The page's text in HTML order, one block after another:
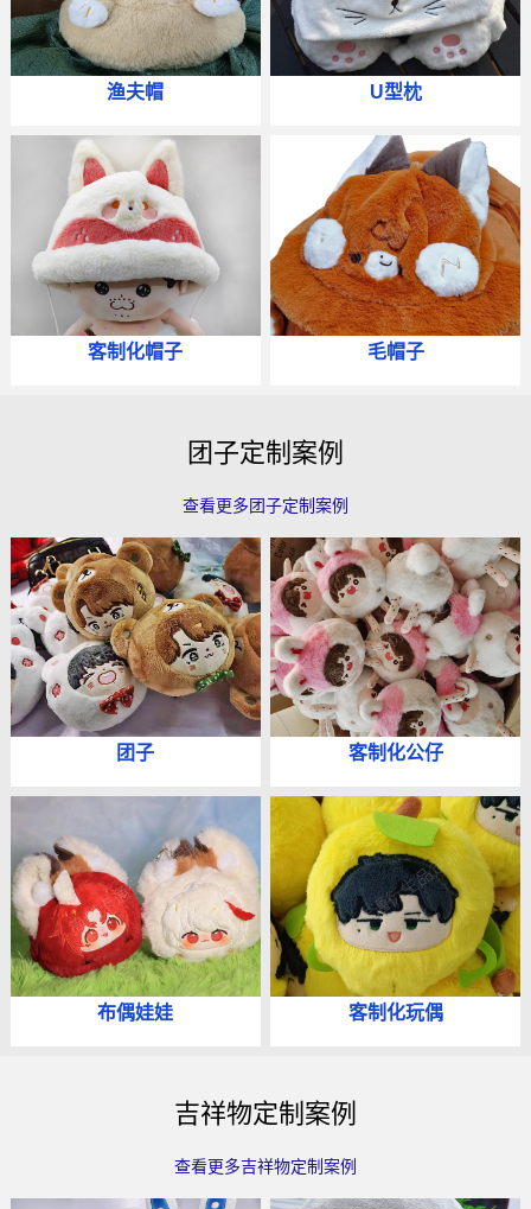
渔夫帽 U型枕
客制化帽子 毛帽子
团子定制案例
查看更多团子定制案例
团子 客制化公仔
布偶娃娃 客制化玩偶
吉祥物定制案例
查看更多吉祥物定制案例